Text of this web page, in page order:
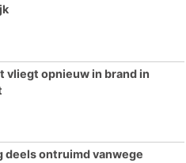
vliegt opnieuw in brand in
deels ontruimd vanwege